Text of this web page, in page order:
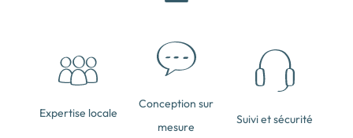
Expertise locale
Conception sur
mesure
Suivi et sécurité